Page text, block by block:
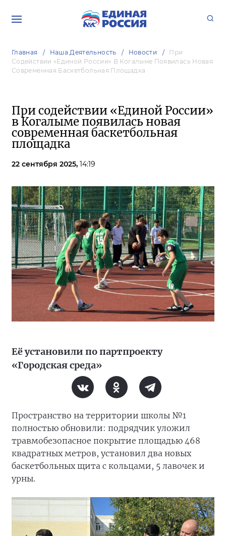
Главная Наша Деятельность Новости
При
Содействии «Единой России» В Когалыме Появилась Новая
Современная Баскетбольная Площадка
При содействии «Единой России»
в Когалыме появилась новая
современная баскетбольная
площадка
22 сентября 2025, 14:19
Её установили по партпроекту
«Городская среда»
Пространство на территории школы №1
полностью обновили: подрядчик уложил
травмобезопасное покрытие площадью 468
квадратных метров, установил два новых
баскетбольных щита с кольцами, 5 лавочек и
урны.